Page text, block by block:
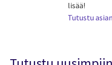
lisää!
Tutustu